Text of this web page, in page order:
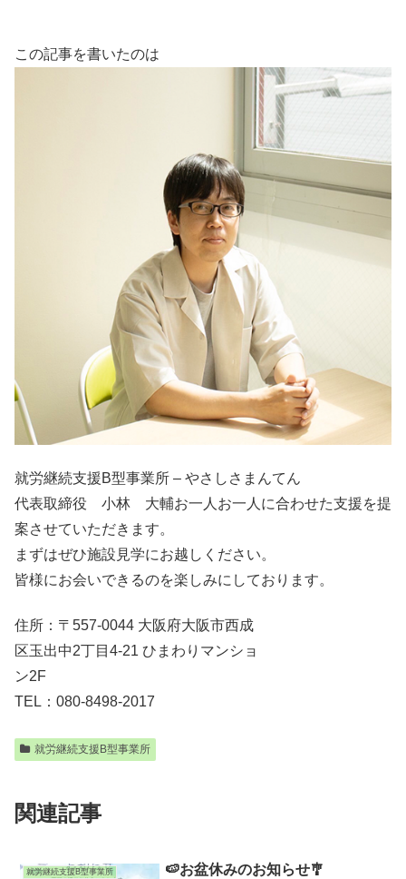
この記事を書いたのは
就労継続支援B型事業所 – やさしさまんてん
代表取締役 小林 大輔お一人お一人に合わせた支援を提
案させていただきます。
まずはぜひ施設見学にお越しください。
皆様にお会いできるのを楽しみにしております。
住所：〒557-0044 大阪府大阪市西成
区玉出中2丁目4-21 ひまわりマンショ
ン2F
TEL：080-8498-2017
就労継続支援B型事業所
関連記事
就労継続支援B型事業所 🍉お盆休みのお知らせ🎐